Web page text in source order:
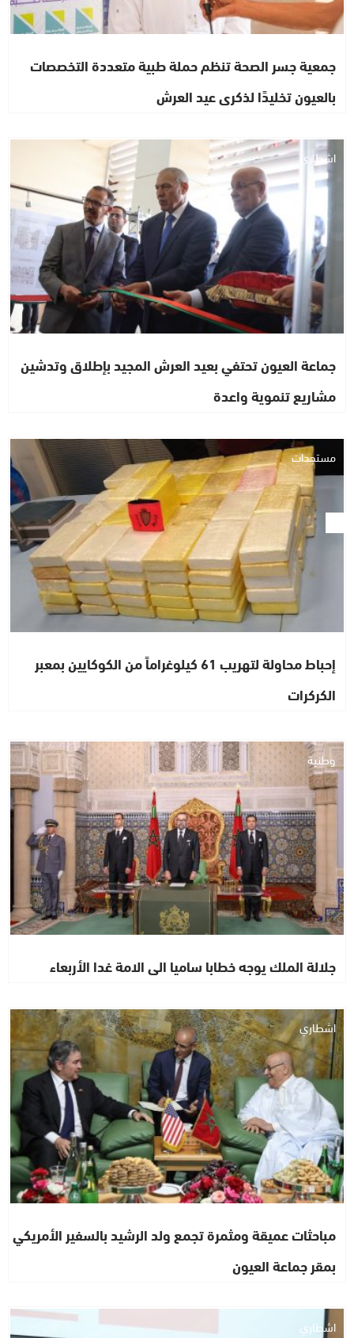
جمعية جسر الصحة تنظم حملة طبية متعددة التخصصات
بالعيون تخليدًا لذكرى عيد العرش
اشطاري
جماعة العيون تحتفي بعيد العرش المجيد بإطلاق وتدشين
مشاريع تنموية واعدة
مستجدات
إحباط محاولة لتهريب 61 كيلوغراماً من الكوكايين بمعبر
الكركرات
وطنية
جلالة الملك يوجه خطابا ساميا الى الامة غدا الأربعاء
اشطاري
مباحثات عميقة ومثمرة تجمع ولد الرشيد بالسفير الأمريكي
بمقر جماعة العيون
اشطاري